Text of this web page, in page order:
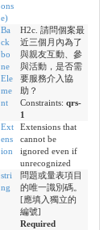
ons
e)
Ba
ck
bo
ne
Ele
me
nt
H2c. 請問個案最
近三個月內為了
與親友互動、參
與活動，是否需
要服務介入協
助？
Constraints: qrs-
1
Ext
ens
ion
Extensions that
cannot be
ignored even if
unrecognized
stri
ng
問題或量表項目
的唯一識別碼。
[應填入獨立的
編號]
Required